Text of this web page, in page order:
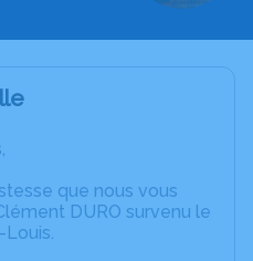
que nous vous
DURO survenu le
Louis.